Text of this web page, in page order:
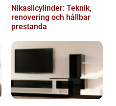
Nikasilcylinder: Teknik,
renovering och hållbar
prestanda